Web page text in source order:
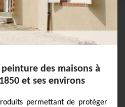
des maisons à
et ses environs
permettant de protéger